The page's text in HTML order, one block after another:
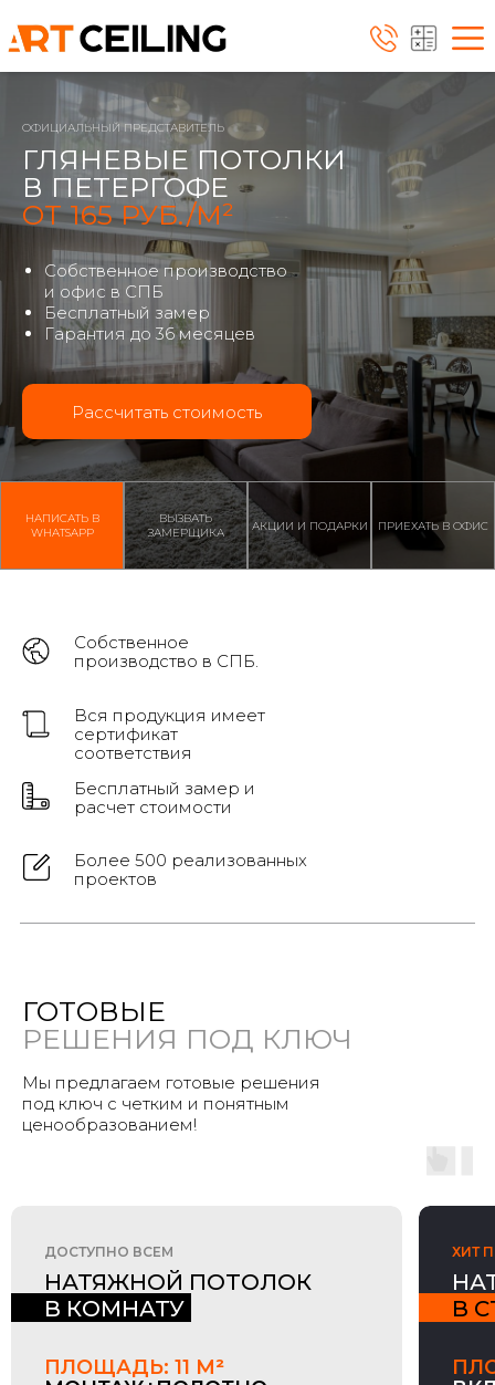
ГЛЯНЕВЫЕ ПОТОЛКИ
В ПЕТЕРГОФЕ
ОТ 165 РУБ./М²
Собственное производство
и офис в СПБ
Бесплатный замер
Гарантия до 36 месяцев
Рассчитать стоимость
ОФИЦИАЛЬНЫЙ ПРЕДСТАВИТЕЛЬ
НАПИСАТЬ В
WHATSAPP
ВЫЗВАТЬ
ЗАМЕРЩИКА
АКЦИИ И ПОДАРКИ ПРИЕХАТЬ В ОФИС
Собственное
производство в СПБ.
Бесплатный замер и
расчет стоимости
Вся продукция имеет
сертификат
соответствия
Более 500 реализованных
проектов
ГОТОВЫЕ
РЕШЕНИЯ ПОД КЛЮЧ
Мы предлагаем готовые решения
под ключ с четким и понятным
ценообразованием!
ПЛОЩАДЬ: 11 М²
НАТЯЖНОЙ ПОТОЛОК
В КОМНАТУ
ХИТ
ДОСТУПНО ВСЕМ
В